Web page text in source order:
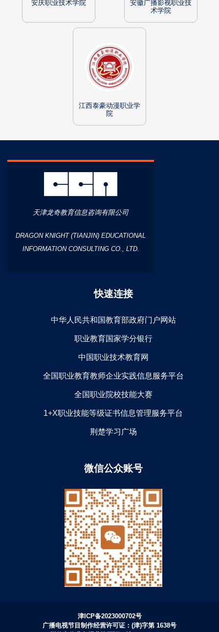
安庆职业技术学院
安徽广播影视职业技
术学院
江西泰豪动漫职业学
院
天津龙奇教育信息咨询有限公司
DRAGON KNIGHT (TIANJIN) EDUCATIONAL
INFORMATION CONSULTING CO., LTD.
快速连接
中华人民共和国教育部政府门户网站
职业教育国家学分银行
中国职业技术教育网
全国职业教育教师企业实践信息服务平台
全国职业院校技能大赛
1+X职业技能等级证书信息管理服务平台
荆楚学习广场
微信公众账号
津ICP备2023000702号
广播电视节目制作经营许可证：(津)字第 1638号